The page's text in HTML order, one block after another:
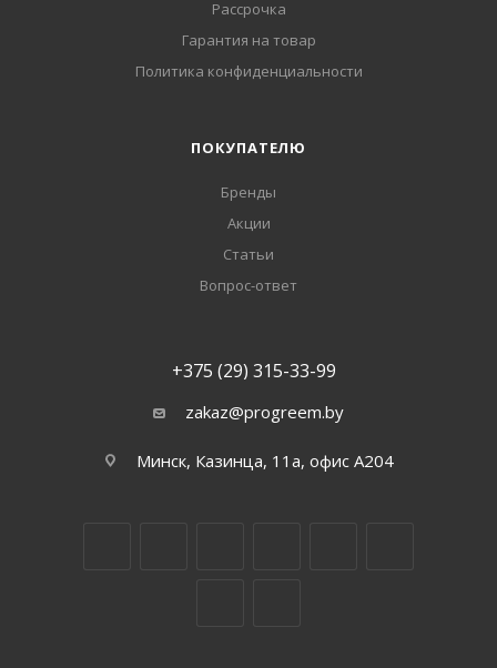
Рассрочка
Гарантия на товар
Политика конфиденциальности
ПОКУПАТЕЛЮ
Бренды
Акции
Статьи
Вопрос-ответ
+375 (29) 315-33-99
zakaz@progreem.by
Минск, Казинца, 11а, офис А204